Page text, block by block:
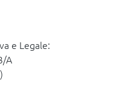
e Legale:
A